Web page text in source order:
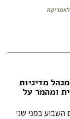
לאמריקה
מדיניות
ומהמר על
השבוע בפני שני